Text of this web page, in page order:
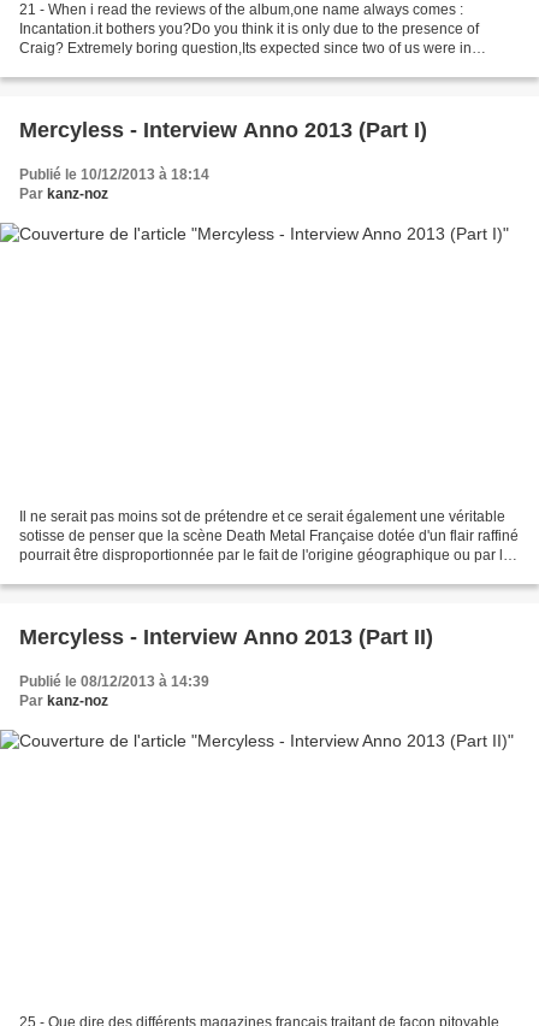
21 - When i read the reviews of the album,one name always comes :
Incantation.it bothers you?Do you think it is only due to the presence of
Craig? Extremely boring question,Its expected since two of us were in
Mercyless - Interview Anno 2013 (Part I)
Publié le 10/12/2013 à 18:14
Par kanz-noz
Il ne serait pas moins sot de prétendre et ce serait également une véritable
sotisse de penser que la scène Death Metal Française dotée d'un flair raffiné
pourrait être disproportionnée par le fait de l'origine géographique ou par le
Mercyless - Interview Anno 2013 (Part II)
Publié le 08/12/2013 à 14:39
Par kanz-noz
25 - Que dire des différents magazines français traitant de façon pitoyable